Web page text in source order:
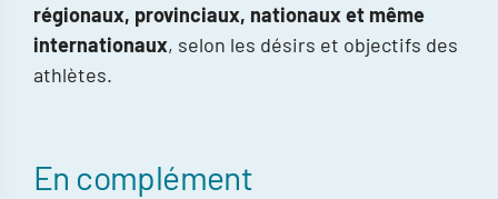
régionaux, provinciaux, nationaux et même
internationaux, selon les désirs et objectifs des
athlètes.
En complément